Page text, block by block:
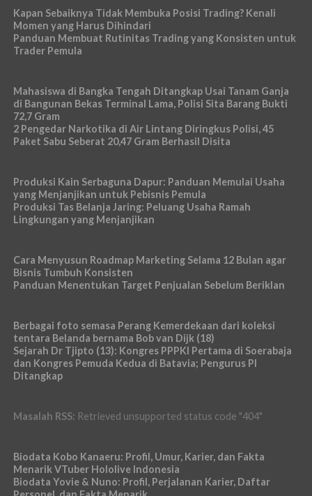
Kapan Sebaiknya Tidak Membuka Posisi Trading? Kenali
Momen yang Harus Dihindari
Panduan Membuat Rutinitas Trading yang Konsisten untuk
Trader Pemula
Mahasiswa di Bangka Tengah Ditangkap Usai Tanam Ganja
di Bangunan Bekas Terminal Lama, Polisi Sita Barang Bukti
72,7 Gram
2 Pengedar Narkotika di Air Lintang Diringkus Polisi, 45
Paket Sabu Seberat 20,47 Gram Berhasil Disita
Produksi Kain Serbaguna Dapur: Panduan Memulai Usaha
yang Menjanjikan untuk Pebisnis Pemula
Produksi Tas Belanja Jaring: Peluang Usaha Ramah
Lingkungan yang Menjanjikan
Cara Menyusun Roadmap Marketing Selama 12 Bulan agar
Bisnis Tumbuh Konsisten
Panduan Menentukan Target Penjualan Sebelum Beriklan
Berbagai foto semasa Perang Kemerdekaan dari koleksi
tentara Belanda bernama Bob van Dijk (18)
Sejarah Dr Tjipto (13): Kongres PPPKI Pertama di Soerabaja
dan Kongres Pemuda Kedua di Batavia; Pengurus PI
Ditangkap
Masalah RSS: Retrieved unsupported status code "404"
Biodata Kobo Kanaeru: Profil, Umur, Karier, dan Fakta
Menarik VTuber Hololive Indonesia
Biodata Yovie & Nuno: Profil, Perjalanan Karier, Daftar